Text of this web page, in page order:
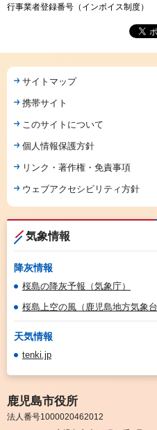
行事業者登録番号（インボイス制度）
サイトマップ
携帯サイト
このサイトについて
個人情報保護方針
リンク・著作権・免責事項
ウェブアクセシビリティ方針
気象情報
降灰情報
桜島の降灰予報（気象庁）
桜島上空の風（鹿児島地方気象台
天気情報
tenki.jp
鹿児島市役所
法人番号1000020462012